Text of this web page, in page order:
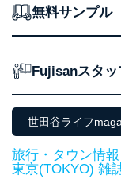
TEL：0570-200-
FAX：03-5459-
e-mail：
制定：2005年4
代表取締役会
個人情報の取
１．個人情報保
無料サンプル
Fujisanスタッ
世田谷ライフ
旅行・タウン情
東京(TOKYO) 雑